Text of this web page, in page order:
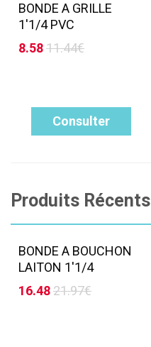
BONDE A GRILLE
1'1/4 PVC
8.5811.44€
Consulter
Produits Récents
BONDE A BOUCHON
LAITON 1'1/4
16.4821.97€